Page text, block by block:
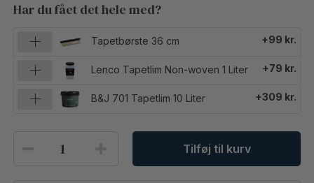
Har du fået det hele med?
Tapetbørste 36 cm +99 kr.
Lenco Tapetlim Non-woven 1 Liter +79 kr.
B&J 701 Tapetlim 10 Liter +309 kr.
Tilføj til kurv